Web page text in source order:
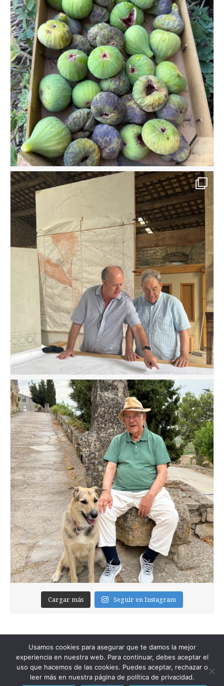
Cargar más Seguir en Instagram
Copyright © 2026 Foixblog . All Rights Reserved.
Usamos cookies para asegurar que te damos la mejor
experiencia en nuestra web. Para continuar, debes aceptar el
uso que hacemos de las cookies. Puedes aceptar, rechazar o
leer más en nuestra página de política de privacidad.